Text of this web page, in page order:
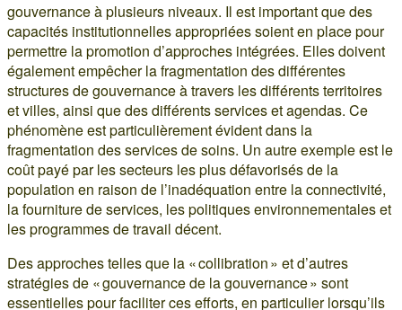
gouvernance à plusieurs niveaux. Il est important que des
capacités institutionnelles appropriées soient en place pour
permettre la promotion d’approches intégrées. Elles doivent
également empêcher la fragmentation des différentes
structures de gouvernance à travers les différents territoires
et villes, ainsi que des différents services et agendas. Ce
phénomène est particulièrement évident dans la
fragmentation des services de soins. Un autre exemple est le
coût payé par les secteurs les plus défavorisés de la
population en raison de l’inadéquation entre la connectivité,
la fourniture de services, les politiques environnementales et
les programmes de travail décent.
Des approches telles que la « collibration » et d’autres
stratégies de « gouvernance de la gouvernance » sont
essentielles pour faciliter ces efforts, en particulier lorsqu’ils